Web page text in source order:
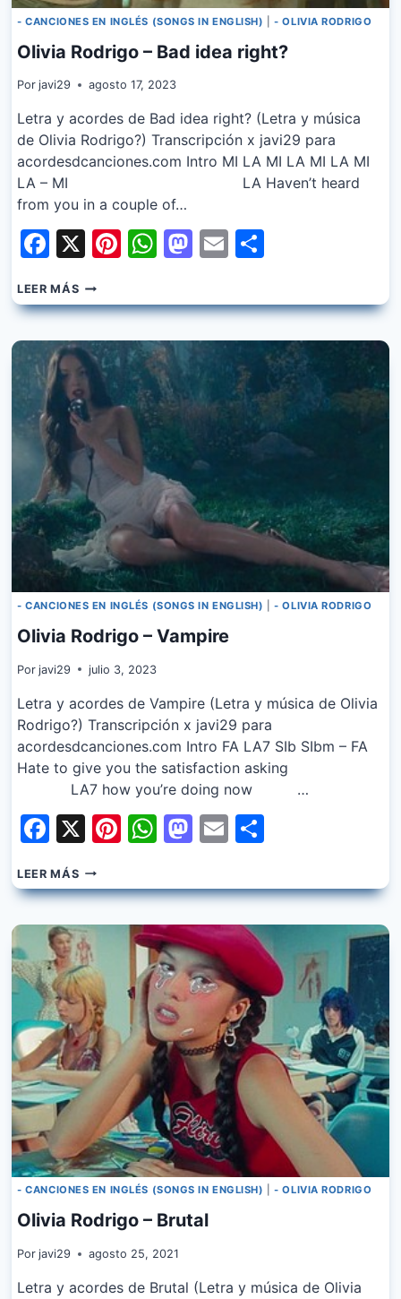
- CANCIONES EN INGLÉS (SONGS IN ENGLISH) |- OLIVIA RODRIGO
Olivia Rodrigo – Bad idea right?
Por javi29 agosto 17, 2023
Letra y acordes de Bad idea right? (Letra y música
de Olivia Rodrigo?) Transcripción x javi29 para
acordesdcanciones.com Intro MI LA MI LA MI LA MI
LA – MI LA Haven’t heard
from you in a couple of…
Facebook
X Pinterest
WhatsApp
Mastodon
Email
LEER MÁSOLIVIA
RODRIGO
–
IDEA
RIGHT?
- CANCIONES EN INGLÉS (SONGS IN ENGLISH) |- OLIVIA RODRIGO
Olivia Rodrigo – Vampire
Por javi29 julio 3, 2023
Letra y acordes de Vampire (Letra y música de Olivia
Rodrigo?) Transcripción x javi29 para
acordesdcanciones.com Intro FA LA7 SIb SIbm – FA
Hate to give you the satisfaction asking
LA7 how you’re doing now …
Facebook
X Pinterest
WhatsApp
Mastodon
Email
LEER MÁSOLIVIA
RODRIGO
–
- CANCIONES EN INGLÉS (SONGS IN ENGLISH) |- OLIVIA RODRIGO
Olivia Rodrigo – Brutal
Por javi29 agosto 25, 2021
Letra y acordes de Brutal (Letra y música de Olivia